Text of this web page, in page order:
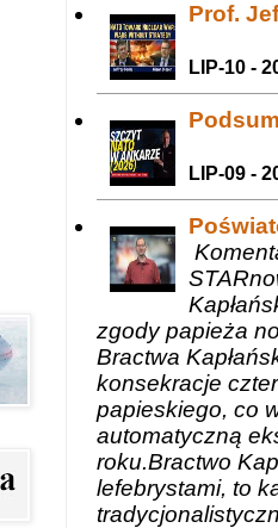
Prof.
LIP-10 -
LIP-09 -
zgody papieża
Bractwa
konsekracje
papieskiego, co
automatyczną
roku.Bractwo
lefebrystami, to